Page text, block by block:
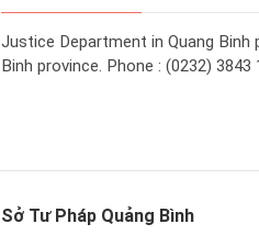
Justice Department in Quang Binh
Binh province. Phone : (0232)
Sở Tư Pháp Quảng Bình